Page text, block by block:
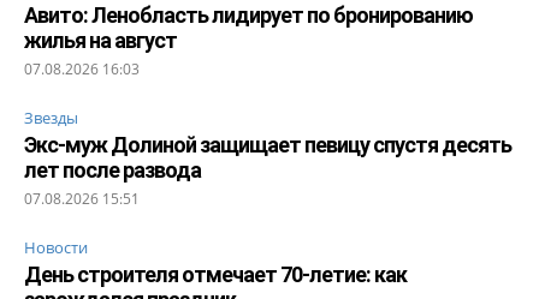
Авито: Ленобласть лидирует по бронированию
жилья на август
07.08.2026 16:03
Звезды
Экс-муж Долиной защищает певицу спустя десять
лет после развода
07.08.2026 15:51
Новости
День строителя отмечает 70-летие: как